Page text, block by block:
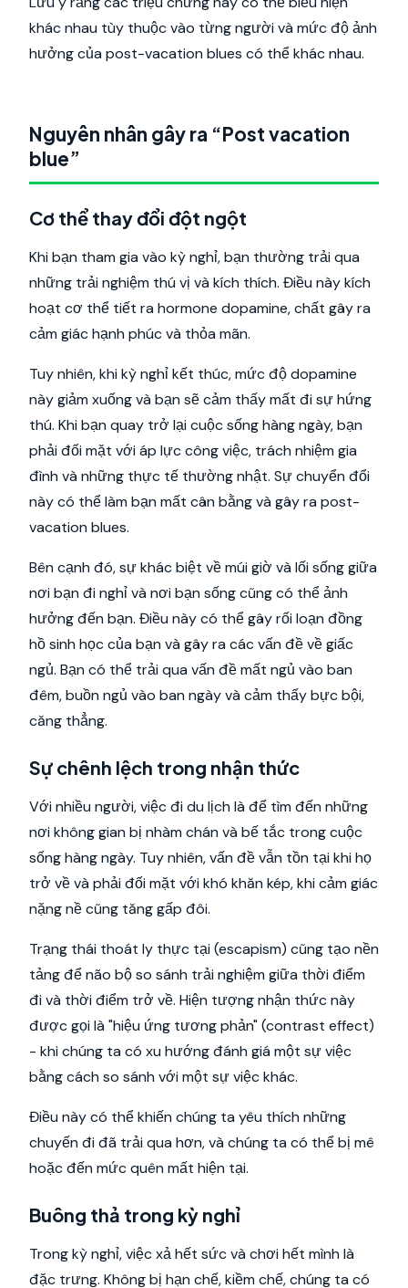
khác nhau tùy thuộc vào từng người và mức độ ảnh
hưởng của post-vacation blues có thể khác nhau.
Nguyên nhân gây ra “Post vacation
blue”
Cơ thể thay đổi đột ngột
Khi bạn tham gia vào kỳ nghỉ, bạn thường trải qua
những trải nghiệm thú vị và kích thích. Điều này kích
hoạt cơ thể tiết ra hormone dopamine, chất gây ra
cảm giác hạnh phúc và thỏa mãn.
Tuy nhiên, khi kỳ nghỉ kết thúc, mức độ dopamine
này giảm xuống và bạn sẽ cảm thấy mất đi sự hứng
thú. Khi bạn quay trở lại cuộc sống hàng ngày, bạn
phải đối mặt với áp lực công việc, trách nhiệm gia
đình và những thực tế thường nhật. Sự chuyển đổi
này có thể làm bạn mất cân bằng và gây ra post-
vacation blues.
Bên cạnh đó, sự khác biệt về múi giờ và lối sống giữa
nơi bạn đi nghỉ và nơi bạn sống cũng có thể ảnh
hưởng đến bạn. Điều này có thể gây rối loạn đồng
hồ sinh học của bạn và gây ra các vấn đề về giấc
ngủ. Bạn có thể trải qua vấn đề mất ngủ vào ban
đêm, buồn ngủ vào ban ngày và cảm thấy bực bội,
căng thẳng.
Sự chênh lệch trong nhận thức
Với nhiều người, việc đi du lịch là để tìm đến những
nơi không gian bị nhàm chán và bế tắc trong cuộc
sống hàng ngày. Tuy nhiên, vấn đề vẫn tồn tại khi họ
trở về và phải đối mặt với khó khăn kép, khi cảm giác
nặng nề cũng tăng gấp đôi.
Trạng thái thoát ly thực tại (escapism) cũng tạo nền
tảng để não bộ so sánh trải nghiệm giữa thời điểm
đi và thời điểm trở về. Hiện tượng nhận thức này
được gọi là "hiệu ứng tương phản" (contrast effect)
- khi chúng ta có xu hướng đánh giá một sự việc
bằng cách so sánh với một sự việc khác.
Điều này có thể khiến chúng ta yêu thích những
chuyến đi đã trải qua hơn, và chúng ta có thể bị mê
hoặc đến mức quên mất hiện tại.
Buông thả trong kỳ nghỉ
Trong kỳ nghỉ, việc xả hết sức và chơi hết mình là
đặc trưng. Không bị hạn chế, kiềm chế, chúng ta có